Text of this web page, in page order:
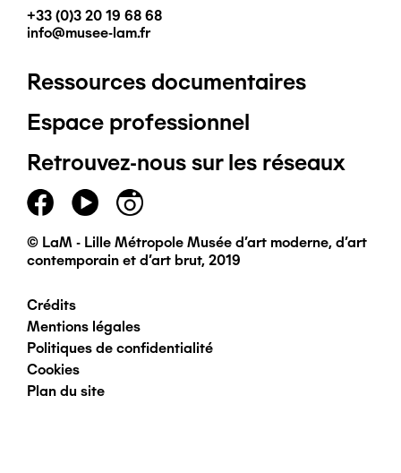
+33 (0)3 20 19 68 68
info@musee-lam.fr
Pied
de
page
principal
Ressources documentaires
Espace professionnel
Retrouvez-nous sur les réseaux
© LaM - Lille Métropole Musée d'art moderne, d'art
contemporain et d'art brut, 2019
Pied
de
page
Crédits
Mentions légales
Politiques de confidentialité
Cookies
Plan du site